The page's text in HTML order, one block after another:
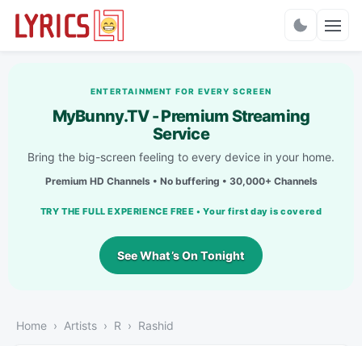
ENTERTAINMENT FOR EVERY SCREEN
MyBunny.TV - Premium Streaming
Service
Bring the big-screen feeling to every device in your home.
Premium HD Channels • No buffering • 30,000+ Channels
TRY THE FULL EXPERIENCE FREE • Your first day is covered
See What’s On Tonight
Home Artists R Rashid